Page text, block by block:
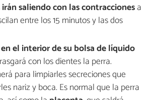
irán saliendo con las contraccionesa
entre los 15 minutos y las dos
en el interior de su bolsa de líquido
con los dientes la perra.
para limpiarles secreciones que
nariz y boca. Es normal que la perra